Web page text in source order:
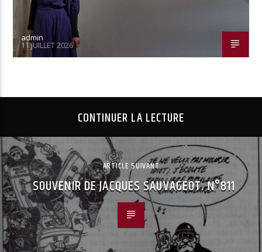
admin
11 JUILLET 2026
CONTINUER LA LECTURE
ARTICLE SUIVANT
SOUVENIR DE JACQUES SAUVAGEOT. N°811